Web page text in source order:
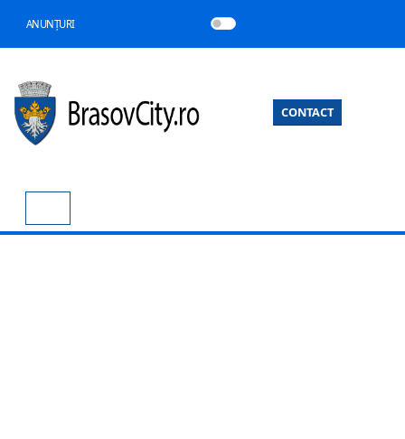
ANUNȚURI
CONTACT